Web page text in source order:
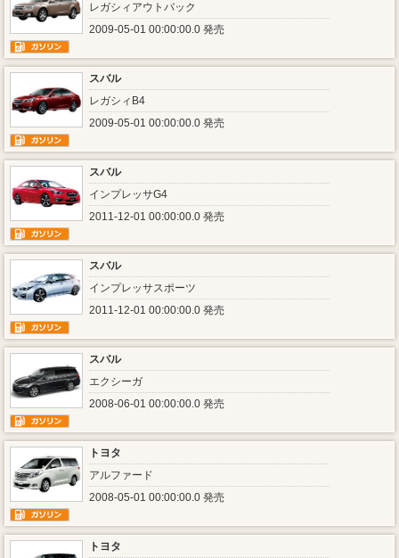
レガシィアウトバック
2009-05-01 00:00:00.0 発売
スバル
レガシィB4
2009-05-01 00:00:00.0 発売
スバル
インプレッサG4
2011-12-01 00:00:00.0 発売
スバル
インプレッサスポーツ
2011-12-01 00:00:00.0 発売
スバル
エクシーガ
2008-06-01 00:00:00.0 発売
トヨタ
アルファード
2008-05-01 00:00:00.0 発売
トヨタ